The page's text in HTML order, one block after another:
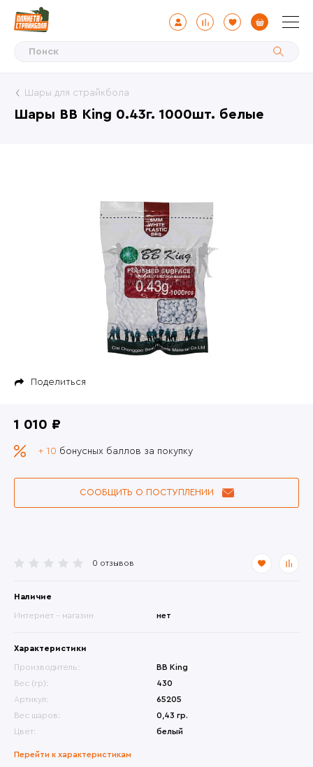
Шары BB King 0.43г. 1000шт. белые
Шары для страйкбола
Поделиться
0 отзывов
Наличие
Интернет - магазин нет
Характеристики
Производитель:
BB King
Вес (гр):
430
Артикул:
65205
Вес шаров:
0,43 гр.
Цвет:
белый
Перейти к характеристикам
1 010 ₽
+ 10 бонусных баллов за покупку
СООБЩИТЬ О ПОСТУПЛЕНИИ